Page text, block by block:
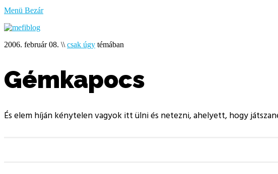
a
Menü Bezár
2006. február 08. \\ csak úgy témában
Gémkapocs
És elem híján kénytelen vagyok itt ülni és netezni, ahelyett, hogy